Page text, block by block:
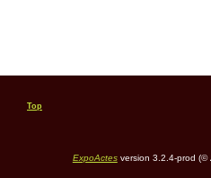
Top
ExpoActesversion 3.2.4-prod (©